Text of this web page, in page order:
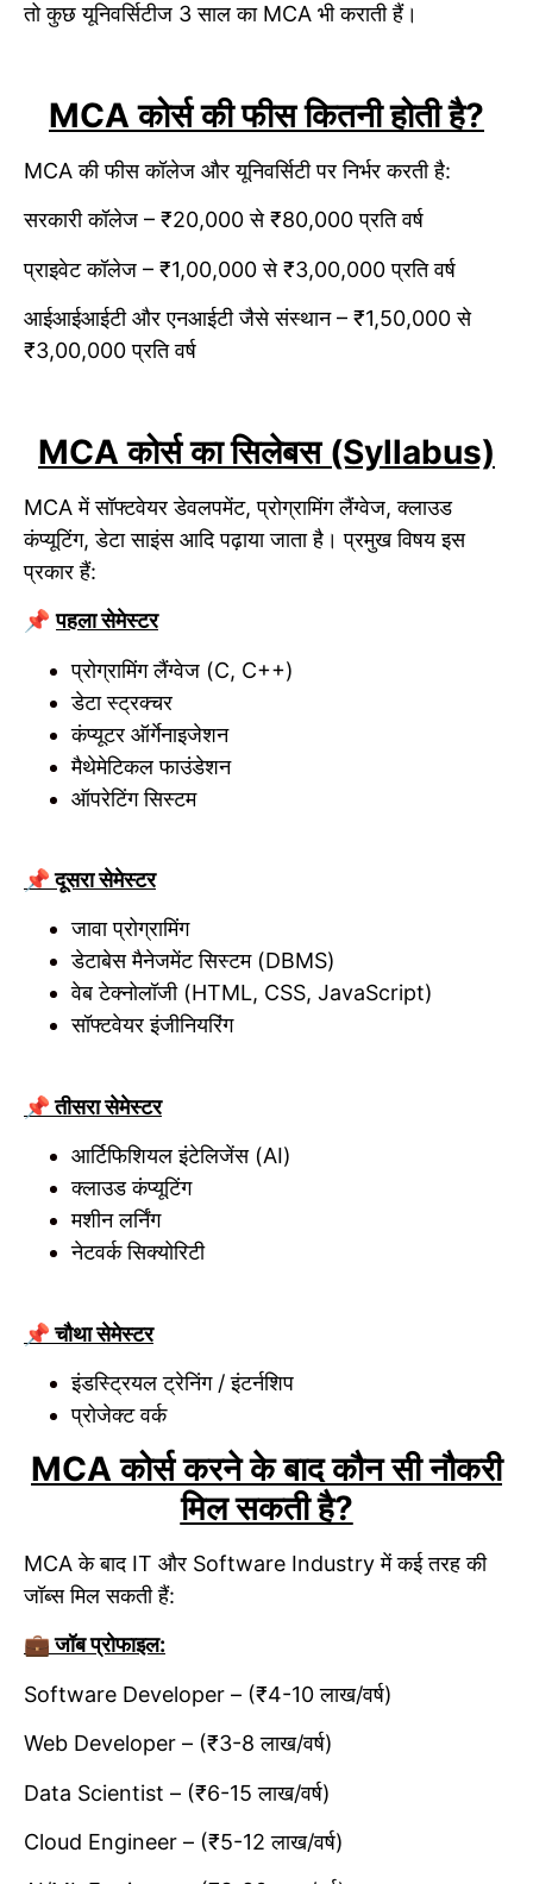
तो कुछ यूनिवर्सिटीज 3 साल का MCA भी कराती हैं।
MCA कोर्स की फीस कितनी होती है?
MCA की फीस कॉलेज और यूनिवर्सिटी पर निर्भर करती है:
सरकारी कॉलेज – ₹20,000 से ₹80,000 प्रति वर्ष
प्राइवेट कॉलेज – ₹1,00,000 से ₹3,00,000 प्रति वर्ष
आईआईआईटी और एनआईटी जैसे संस्थान – ₹1,50,000 से
₹3,00,000 प्रति वर्ष
MCA कोर्स का सिलेबस (Syllabus)
MCA में सॉफ्टवेयर डेवलपमेंट, प्रोग्रामिंग लैंग्वेज, क्लाउड
कंप्यूटिंग, डेटा साइंस आदि पढ़ाया जाता है। प्रमुख विषय इस
प्रकार हैं:
📌पहला सेमेस्टर
प्रोग्रामिंग लैंग्वेज (C, C++)
डेटा स्ट्रक्चर
कंप्यूटर ऑर्गेनाइजेशन
मैथेमेटिकल फाउंडेशन
ऑपरेटिंग सिस्टम
📌 दूसरा सेमेस्टर
जावा प्रोग्रामिंग
डेटाबेस मैनेजमेंट सिस्टम (DBMS)
वेब टेक्नोलॉजी (HTML, CSS, JavaScript)
सॉफ्टवेयर इंजीनियरिंग
📌 तीसरा सेमेस्टर
आर्टिफिशियल इंटेलिजेंस (AI)
क्लाउड कंप्यूटिंग
मशीन लर्निंग
नेटवर्क सिक्योरिटी
📌 चौथा सेमेस्टर
इंडस्ट्रियल ट्रेनिंग / इंटर्नशिप
प्रोजेक्ट वर्क
MCA कोर्स करने के बाद कौन सी नौकरी
मिल सकती है?
MCA के बाद IT और Software Industry में कई तरह की
जॉब्स मिल सकती हैं:
💼 जॉब प्रोफाइल:
Software Developer – (₹4-10 लाख/वर्ष)
Web Developer – (₹3-8 लाख/वर्ष)
Data Scientist – (₹6-15 लाख/वर्ष)
Cloud Engineer – (₹5-12 लाख/वर्ष)